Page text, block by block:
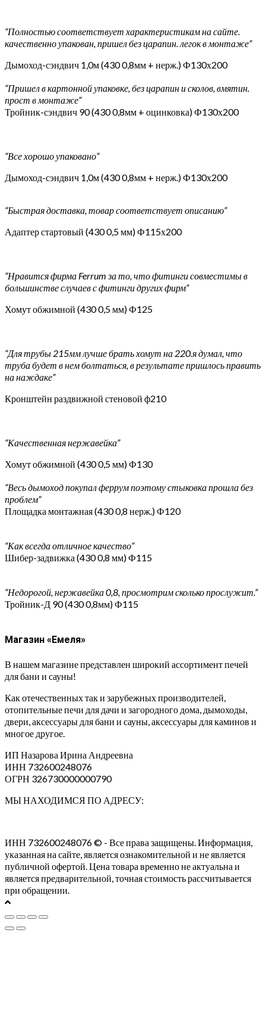
“Полностью соответствует характеристикам на сайте.
качественно упакован, пришел без царапин. легок в монтаже”
Дымоход-сэндвич 1,0м (430 0,8мм + нерж.) Ф130х200
“Пришел в картонной упаковке, без царапин и сколов, вмятин.
прост в монтаже”
Тройник-сэндвич 90 (430 0,8мм + оцинковка) Ф130х200
“Все хорошо упаковано”
Дымоход-сэндвич 1,0м (430 0,8мм + нерж.) Ф130х200
“Быстрая доставка, товар соответствует описанию”
Адаптер стартовый (430 0,5 мм) Ф115х200
“Нравится фирма Ferrum за то, что фитинги совместимы в
большинстве случаев с фитинги других фирм”
Хомут обжимной (430 0,5 мм) Ф125
“Для трубы 215мм лучше брать хомут на 220.я думал, что
труба будет в нем болтаться, в результате пришлось править
на наждаке”
Кронштейн раздвижной стеновой ф210
“Качественная нержавейка”
Хомут обжимной (430 0,5 мм) Ф130
“Весь дымоход покупал феррум поэтому стыковка прошла без
проблем”
Площадка монтажная (430 0,8 нерж.) Ф120
“Как всегда отличное качество”
Шибер-задвижка (430 0,8 мм) Ф115
“Недорогой, нержавейка 0,8, просмотрим сколько прослужит.”
Тройник-Д 90 (430 0,8мм) Ф115
Магазин «Емеля»
В нашем магазине представлен широкий ассортимент печей
для бани и сауны!
Как отечественных так и зарубежных производителей,
отопительные печи для дачи и загородного дома, дымоходы,
двери, аксессуары для бани и сауны, аксессуары для каминов и
многое другое.
ИП Назарова Ирина Андреевна⁠
ИНН 732600248076
ОГРН 326730000000790
МЫ НАХОДИМСЯ ПО АДРЕСУ:
ИНН 732600248076 © - Все права защищены. Информация,
указанная на сайте, является ознакомительной и не является
публичной офертой. Цена товара временно не актуальна и
является предварительной, точная стоимость рассчитывается
при обращении.